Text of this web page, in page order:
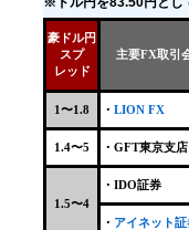
豪ドル円
スプ
レッド
主要FX取引
1〜1.8 ・ LION FX
1.4〜5 ・GFT東京支店
1.5〜4
・IDO証券
・ アイネット証